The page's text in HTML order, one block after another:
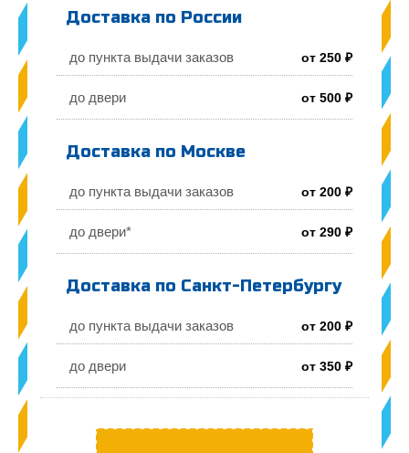
Доставка по России
до пункта выдачи заказов от 250 ₽
до двери от 500 ₽
Доставка по Москве
до пункта выдачи заказов от 200 ₽
до двери* от 290 ₽
Доставка по Санкт-Петербургу
до пункта выдачи заказов от 200 ₽
до двери от 350 ₽